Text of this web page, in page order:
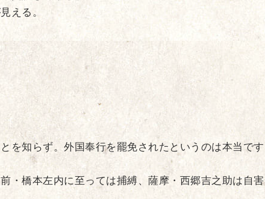
える。
を知らず。外国奉行を罷免されたというのは本当です
・橋本左内に至っては捕縛、薩摩・西郷吉之助は自害